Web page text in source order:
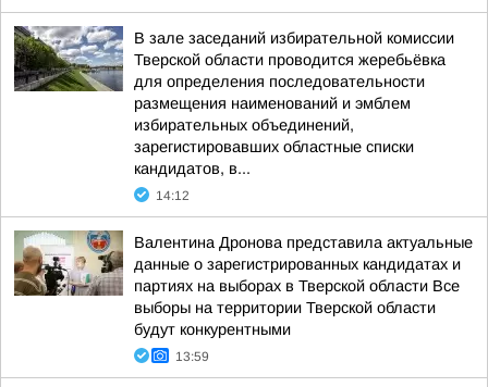
В зале заседаний избирательной комиссии
Тверской области проводится жеребьёвка
для определения последовательности
размещения наименований и эмблем
избирательных объединений,
зарегистировавших областные списки
кандидатов, в...
14:12
Валентина Дронова представила актуальные
данные о зарегистрированных кандидатах и
партиях на выборах в Тверской области Все
выборы на территории Тверской области
будут конкурентными
13:59